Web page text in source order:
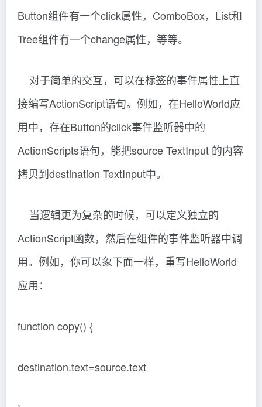
Button组件有一个click属性，ComboBox，List和
Tree组件有一个change属性，等等。
对于简单的交互，可以在标签的事件属性上直
接编写ActionScript语句。例如，在HelloWorld应
用中，存在Button的click事件监听器中的
ActionScripts语句，能把source TextInput 的内容
拷贝到destination TextInput中。
当逻辑更为复杂的时候，可以定义独立的
ActionScript函数，然后在组件的事件监听器中调
用。例如，你可以象下面一样，重写HelloWorld
应用：
function copy() {
destination.text=source.text